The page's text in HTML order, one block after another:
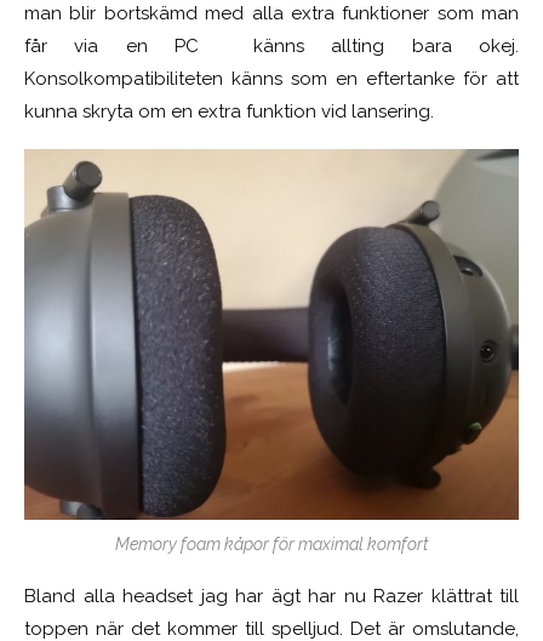
man blir bortskämd med alla extra funktioner som man
får via en PC känns allting bara okej.
Konsolkompatibiliteten känns som en eftertanke för att
kunna skryta om en extra funktion vid lansering.
Memory foam kåpor för maximal komfort
Bland alla headset jag har ägt har nu Razer klättrat till
toppen när det kommer till spelljud. Det är omslutande,